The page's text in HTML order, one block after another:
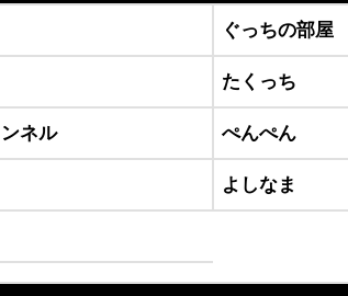
ぐっちの部屋
たくっち
ネル ぺんぺん
よしなま